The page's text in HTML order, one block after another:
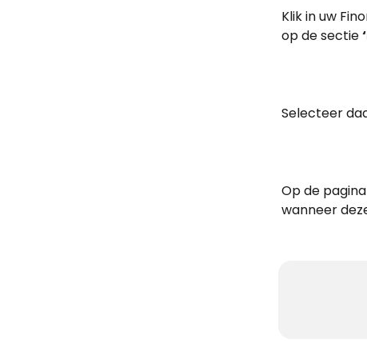
Klik in uw
op de sectie
Selecteer
Op de
wanneer